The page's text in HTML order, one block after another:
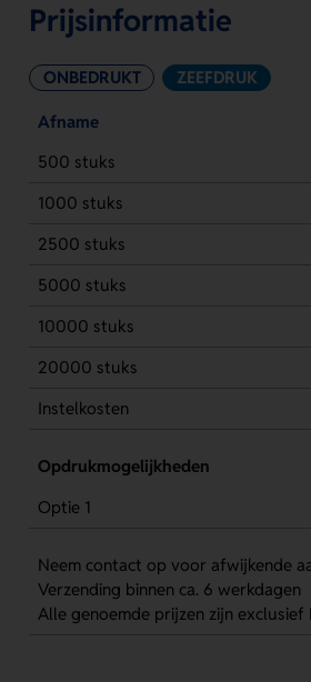
Prijsinformatie
ONBEDRUKT ZEEFDRUK
Afname
500 stuks
1000 stuks
2500 stuks
5000 stuks
10000 stuks
20000 stuks
Instelkosten
Opdrukmogelijkheden
Optie 1
Neem contact op voor afwijkende
Verzending binnen ca. 6
Alle genoemde prijzen zijn exclusief